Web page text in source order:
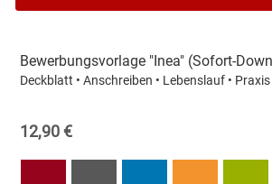
der
Bewerbungsvorlage "Inea" (Sofort-
Deckblatt • Anschreiben • Lebenslauf •
12,90 €